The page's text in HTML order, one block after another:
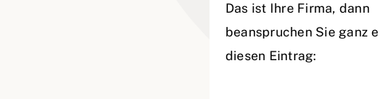
Das ist Ihre Firma, dann
beanspruchen Sie ganz
diesen Eintrag: